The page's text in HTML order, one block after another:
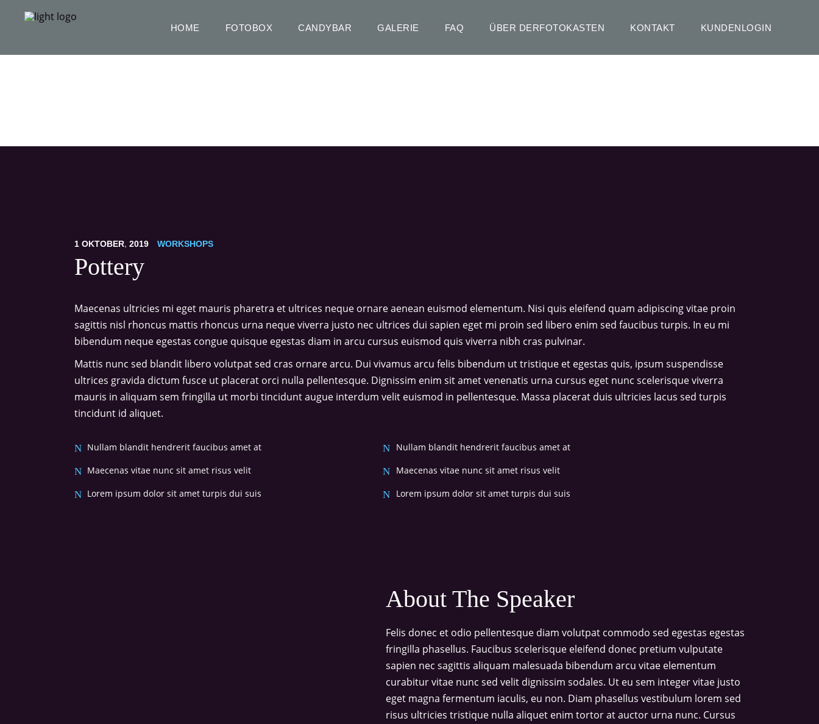
HOME FOTOBOX CANDYBAR GALERIE FAQ ÜBER DERFOTOKASTEN KONTAKT KUNDENLOGIN
1 OKTOBER, 2019 WORKSHOPS
Pottery
Maecenas ultricies mi eget mauris pharetra et ultrices neque ornare aenean euismod elementum. Nisi quis eleifend quam adipiscing vitae proin
sagittis nisl rhoncus mattis rhoncus urna neque viverra justo nec ultrices dui sapien eget mi proin sed libero enim sed faucibus turpis. In eu mi
bibendum neque egestas congue quisque egestas diam in arcu cursus euismod quis viverra nibh cras pulvinar.
Mattis nunc sed blandit libero volutpat sed cras ornare arcu. Dui vivamus arcu felis bibendum ut tristique et egestas quis, ipsum suspendisse
ultrices gravida dictum fusce ut placerat orci nulla pellentesque. Dignissim enim sit amet venenatis urna cursus eget nunc scelerisque viverra
mauris in aliquam sem fringilla ut morbi tincidunt augue interdum velit euismod in pellentesque. Massa placerat duis ultricies lacus sed turpis
tincidunt id aliquet.
Nullam blandit hendrerit faucibus amet at
Maecenas vitae nunc sit amet risus velit
Lorem ipsum dolor sit amet turpis dui suis
Nullam blandit hendrerit faucibus amet at
Maecenas vitae nunc sit amet risus velit
Lorem ipsum dolor sit amet turpis dui suis
About The Speaker
Felis donec et odio pellentesque diam volutpat commodo sed egestas egestas
fringilla phasellus. Faucibus scelerisque eleifend donec pretium vulputate
sapien nec sagittis aliquam malesuada bibendum arcu vitae elementum
curabitur vitae nunc sed velit dignissim sodales. Ut eu sem integer vitae justo
eget magna fermentum iaculis, eu non. Diam phasellus vestibulum lorem sed
risus ultricies tristique nulla aliquet enim tortor at auctor urna nunc. Cursus